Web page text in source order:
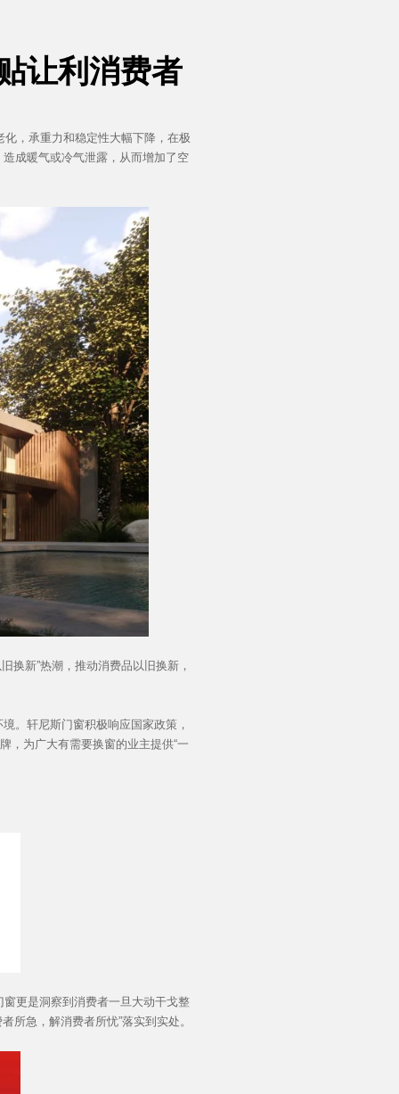
让利消费者
，承重力和稳定性大幅下降，在极
成暖气或冷气泄露，从而增加了空
新”热潮，推动消费品以旧换新，
轩尼斯门窗积极响应国家政策，
，为广大有需要换窗的业主提供“一
更是洞察到消费者一旦大动干戈整
所急，解消费者所忧”落实到实处。